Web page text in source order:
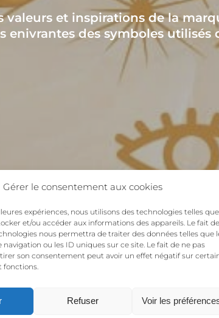
Gérer le consentement aux cookies
expériences, nous utilisons des technologies telles que
et/ou accéder aux informations des appareils. Le fait de
nous permettra de traiter des données telles que
ou les ID uniques sur ce site. Le fait de ne pas
son consentement peut avoir un effet négatif sur
fonctions.
Refuser Voir les
et inspirations de la
des symboles utilisés